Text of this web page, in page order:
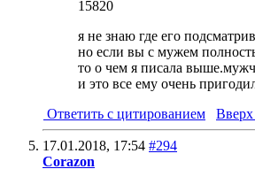
15820
я не знаю где его
но если вы с мужем
то о чем я писала
и это все ему очень
Ответить с цитированием
Вверх
17.01.2018, 17:54 #294
Corazon